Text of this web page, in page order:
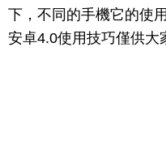
下，不同的手機它的使
安卓4.0使用技巧僅供大